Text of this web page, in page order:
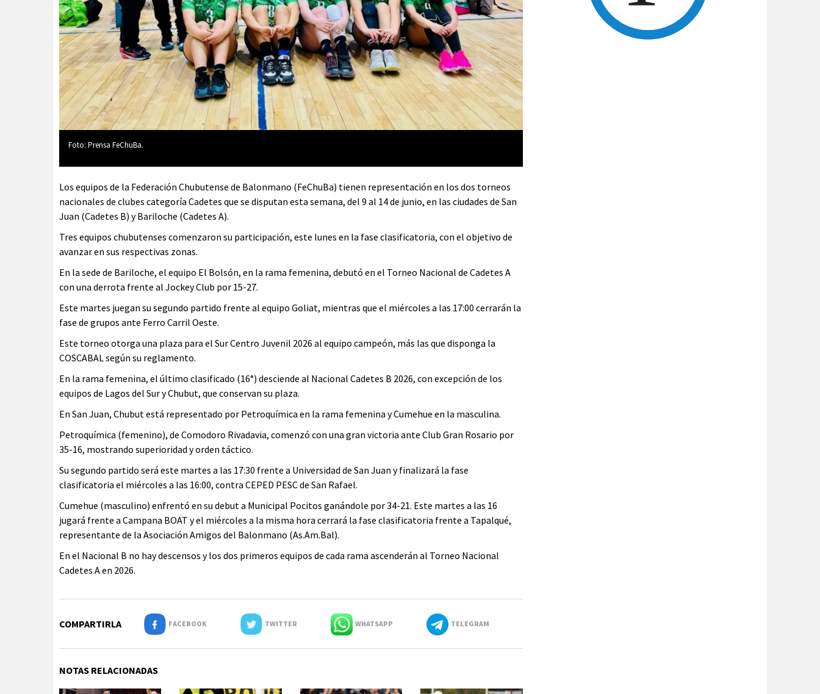
Foto: Prensa FeChuBa.
Los equipos de la Federación Chubutense de Balonmano (FeChuBa) tienen representación en los dos torneos
nacionales de clubes categoría Cadetes que se disputan esta semana, del 9 al 14 de junio, en las ciudades de San
Juan (Cadetes B) y Bariloche (Cadetes A).
Tres equipos chubutenses comenzaron su participación, este lunes en la fase clasificatoria, con el objetivo de
avanzar en sus respectivas zonas.
En la sede de Bariloche, el equipo El Bolsón, en la rama femenina, debutó en el Torneo Nacional de Cadetes A
con una derrota frente al Jockey Club por 15-27.
Este martes juegan su segundo partido frente al equipo Goliat, mientras que el miércoles a las 17:00 cerrarán la
fase de grupos ante Ferro Carril Oeste.
Este torneo otorga una plaza para el Sur Centro Juvenil 2026 al equipo campeón, más las que disponga la
COSCABAL según su reglamento.
En la rama femenina, el último clasificado (16°) desciende al Nacional Cadetes B 2026, con excepción de los
equipos de Lagos del Sur y Chubut, que conservan su plaza.
En San Juan, Chubut está representado por Petroquímica en la rama femenina y Cumehue en la masculina.
Petroquímica (femenino), de Comodoro Rivadavia, comenzó con una gran victoria ante Club Gran Rosario por
35-16, mostrando superioridad y orden táctico.
Su segundo partido será este martes a las 17:30 frente a Universidad de San Juan y finalizará la fase
clasificatoria el miércoles a las 16:00, contra CEPED PESC de San Rafael.
Cumehue (masculino) enfrentó en su debut a Municipal Pocitos ganándole por 34-21. Este martes a las 16
jugará frente a Campana BOAT y el miércoles a la misma hora cerrará la fase clasificatoria frente a Tapalqué,
representante de la Asociación Amigos del Balonmano (As.Am.Bal).
En el Nacional B no hay descensos y los dos primeros equipos de cada rama ascenderán al Torneo Nacional
Cadetes A en 2026.
COMPARTIRLA FACEBOOK TWITTER WHATSAPP TELEGRAM
NOTAS RELACIONADAS